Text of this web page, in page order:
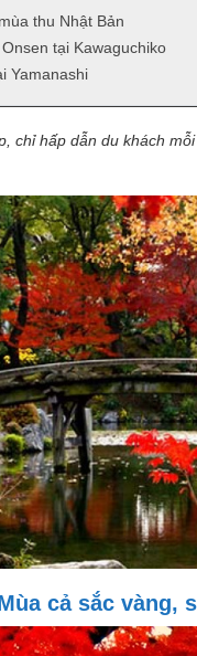
thu Nhật Bản
tại Kawaguchiko
Yamanashi
chỉ hấp dẫn du khách
cả sắc vàng,